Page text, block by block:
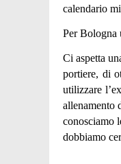
calendario
Per Bologna
Ci aspetta
portiere, di
utilizzare
allenamento
conosciamo
dobbiamo